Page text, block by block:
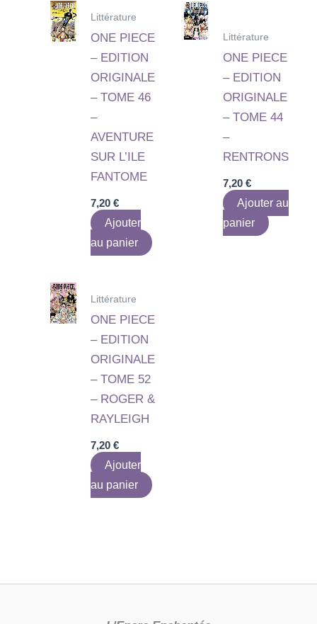
Littérature
ONE PIECE
– EDITION
ORIGINALE
– TOME 46
–
AVENTURE
SUR L’ILE
FANTOME
7,20€
Ajouter
au panier
Littérature
ONE PIECE
– EDITION
ORIGINALE
– TOME 44
–
RENTRONS
7,20 €
Ajouter au
panier
Littérature
ONE PIECE
– EDITION
ORIGINALE
– TOME 52
– ROGER &
RAYLEIGH
7,20€
Ajouter
au panier